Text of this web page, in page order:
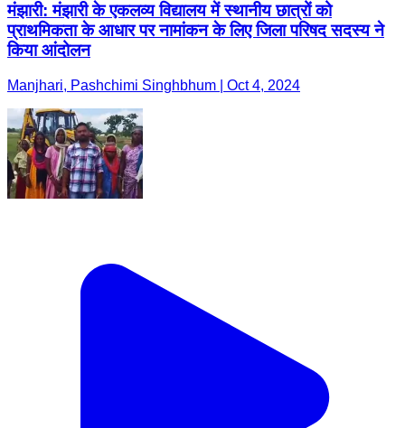
मंझारी: मंझारी के एकलव्य विद्यालय में स्थानीय छात्रों को
प्राथमिकता के आधार पर नामांकन के लिए जिला परिषद सदस्य ने
किया आंदोलन
Manjhari, Pashchimi Singhbhum | Oct 4, 2024